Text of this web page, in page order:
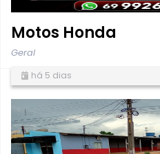
Motos Honda
Geral
há 5 dias